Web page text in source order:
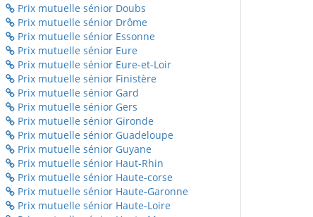
Prix mutuelle sénior Doubs
Prix mutuelle sénior Drôme
Prix mutuelle sénior Essonne
Prix mutuelle sénior Eure
Prix mutuelle sénior Eure-et-Loir
Prix mutuelle sénior Finistère
Prix mutuelle sénior Gard
Prix mutuelle sénior Gers
Prix mutuelle sénior Gironde
Prix mutuelle sénior Guadeloupe
Prix mutuelle sénior Guyane
Prix mutuelle sénior Haut-Rhin
Prix mutuelle sénior Haute-corse
Prix mutuelle sénior Haute-Garonne
Prix mutuelle sénior Haute-Loire